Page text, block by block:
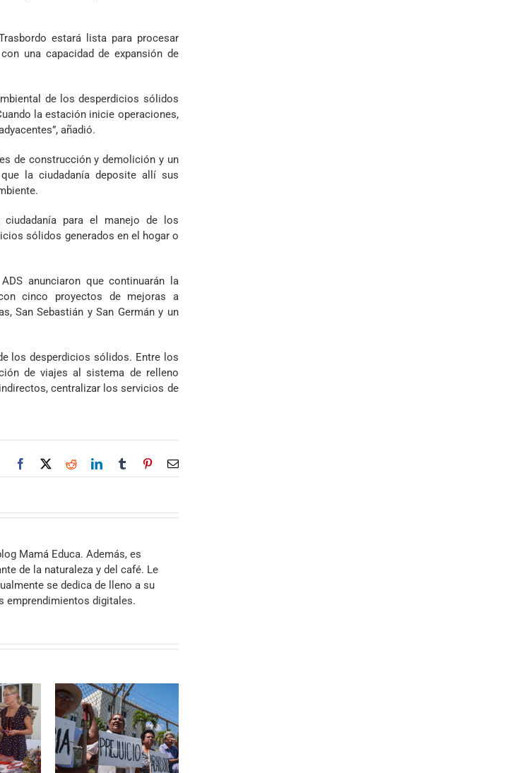
estará lista para procesar
una capacidad de expansión de
de los desperdicios sólidos
la estación inicie operaciones,
añadió.
de construcción y demolición y un
la ciudadanía deposite allí sus
para el manejo de los
sólidos generados en el hogar o
anunciaron que continuarán la
cinco proyectos de mejoras a
San Sebastián y San Germán y un
los desperdicios sólidos. Entre los
de viajes al sistema de relleno
centralizar los servicios de
Facebook
X RedditLinkedInTumblrPinterestCorreo
electrónico
Mamá Educa. Además, es
de la naturaleza y del café. Le
se dedica de lleno a su
emprendimientos digitales.